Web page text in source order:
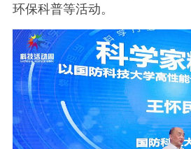
环保科普等活动。